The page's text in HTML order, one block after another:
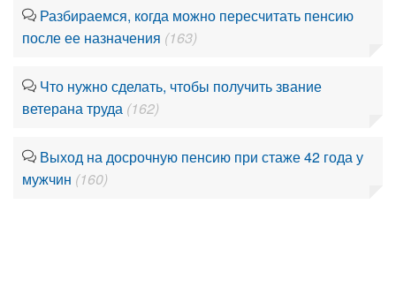
Разбираемся, когда можно пересчитать пенсию
после ее назначения (163)
Что нужно сделать, чтобы получить звание
ветерана труда (162)
Выход на досрочную пенсию при стаже 42 года у
мужчин (160)